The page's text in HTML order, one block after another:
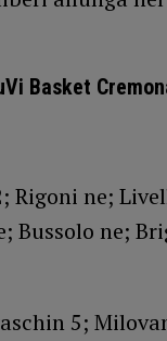
Basket
Rigoni ne;
Bussolo ne;
5;